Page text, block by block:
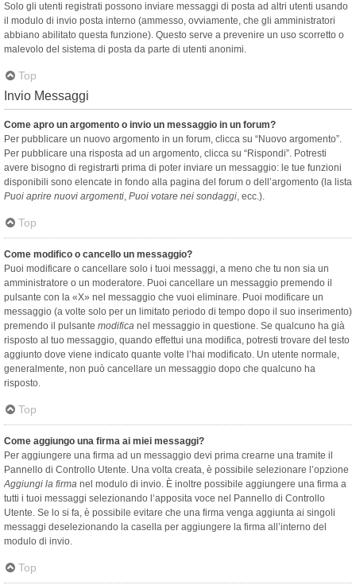
Solo gli utenti registrati possono inviare messaggi di posta ad altri utenti usando
il modulo di invio posta interno (ammesso, ovviamente, che gli amministratori
abbiano abilitato questa funzione). Questo serve a prevenire un uso scorretto o
malevolo del sistema di posta da parte di utenti anonimi.
Top
Invio Messaggi
Come apro un argomento o invio un messaggio in un forum?
Per pubblicare un nuovo argomento in un forum, clicca su “Nuovo argomento”.
Per pubblicare una risposta ad un argomento, clicca su “Rispondi”. Potresti
avere bisogno di registrarti prima di poter inviare un messaggio: le tue funzioni
disponibili sono elencate in fondo alla pagina del forum o dell’argomento (la lista
Puoi aprire nuovi argomenti, Puoi votare nei sondaggi, ecc.).
Top
Come modifico o cancello un messaggio?
Puoi modificare o cancellare solo i tuoi messaggi, a meno che tu non sia un
amministratore o un moderatore. Puoi cancellare un messaggio premendo il
pulsante con la «X» nel messaggio che vuoi eliminare. Puoi modificare un
messaggio (a volte solo per un limitato periodo di tempo dopo il suo inserimento)
premendo il pulsante modifica nel messaggio in questione. Se qualcuno ha già
risposto al tuo messaggio, quando effettui una modifica, potresti trovare del testo
aggiunto dove viene indicato quante volte l’hai modificato. Un utente normale,
generalmente, non può cancellare un messaggio dopo che qualcuno ha
risposto.
Top
Come aggiungo una firma ai miei messaggi?
Per aggiungere una firma ad un messaggio devi prima crearne una tramite il
Pannello di Controllo Utente. Una volta creata, è possibile selezionare l’opzione
Aggiungi la firma nel modulo di invio. È inoltre possibile aggiungere una firma a
tutti i tuoi messaggi selezionando l’apposita voce nel Pannello di Controllo
Utente. Se lo si fa, è possibile evitare che una firma venga aggiunta ai singoli
messaggi deselezionando la casella per aggiungere la firma all’interno del
modulo di invio.
Top